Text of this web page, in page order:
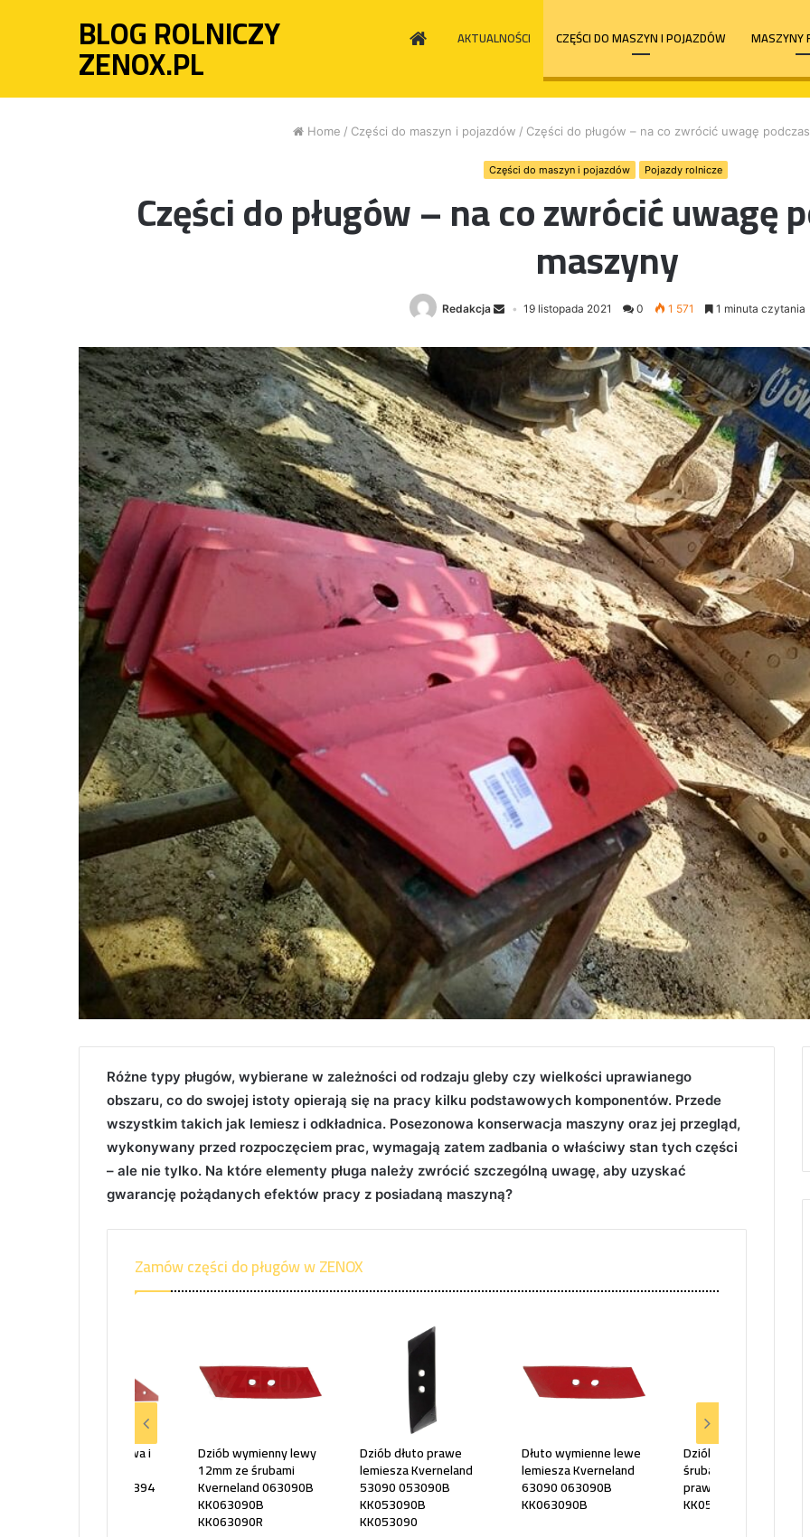
BLOG ROLNICZY
ZENOX.PL HOME AKTUALNOŚCI CZĘŚCI DO MASZYN I POJAZDÓW MASZYNY
Home / Części do maszyn i pojazdów / Części do pługów – na co zwrócić uwagę
Części do maszyn i pojazdów Pojazdy rolnicze
Części do pługów – na co zwrócić uwagę
maszyny
Redakcja 19 listopada 2021 0 1 571 1 minuta czytania
Różne typy pługów, wybierane w zależności od rodzaju gleby czy wielkości uprawianego
obszaru, co do swojej istoty opierają się na pracy kilku podstawowych komponentów. Przede
wszystkim takich jak lemiesz i odkładnica. Posezonowa konserwacja maszyny oraz jej przegląd,
wykonywany przed rozpoczęciem prac, wymagają zatem zadbania o właściwy stan tych części
– ale nie tylko. Na które elementy pługa należy zwrócić szczególną uwagę, aby uzyskać
gwarancję pożądanych efektów pracy z posiadaną maszyną?
Zamów części do pługów w ZENOX
Płoza krótka, prawa i
073608 A133397394
Dziób wymienny lewy
12mm ze śrubami
Kverneland 063090B
KK063090B
KK063090R
Dziób dłuto prawe
lemiesza Kverneland
53090 053090B
KK053090B
KK053090
Dłuto wymienne lewe
lemiesza Kverneland
63090 063090B
KK063090B
Dziób wymienny ze
śrubami KVERNELAND
prawy 053090
KK053090